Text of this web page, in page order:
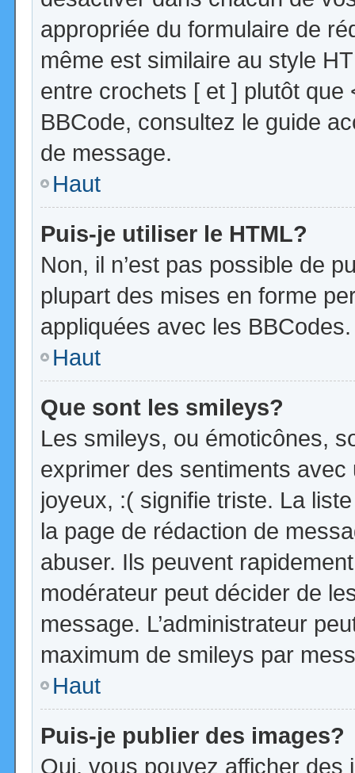
appropriée du formulaire de
même est similaire au style
entre crochets [ et ] plutôt que
BBCode, consultez le guide
de message.
Haut
Puis-je utiliser le HTML?
Non, il n’est pas possible de
plupart des mises en forme
appliquées avec les BBCodes.
Haut
Que sont les smileys?
Les smileys, ou émoticônes,
exprimer des sentiments
joyeux, :( signifie triste. La
la page de rédaction de
abuser. Ils peuvent
modérateur peut décider de
message. L’administrateur
maximum de smileys par
Haut
Puis-je publier des images?
Oui, vous pouvez afficher